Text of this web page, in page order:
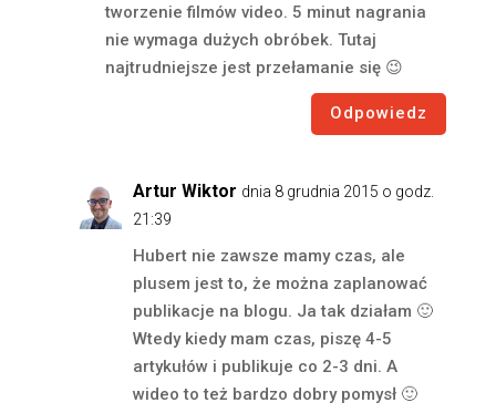
tworzenie filmów video. 5 minut nagrania
nie wymaga dużych obróbek. Tutaj
najtrudniejsze jest przełamanie się 😉
Odpowiedz
Artur Wiktor dnia 8 grudnia 2015 o godz.
21:39
Hubert nie zawsze mamy czas, ale
plusem jest to, że można zaplanować
publikacje na blogu. Ja tak działam 🙂
Wtedy kiedy mam czas, piszę 4-5
artykułów i publikuje co 2-3 dni. A
wideo to też bardzo dobry pomysł 🙂